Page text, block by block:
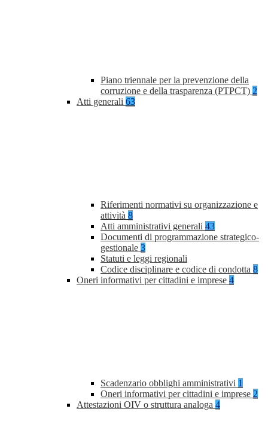
Piano triennale per la prevenzione della
corruzione e della trasparenza (PTPCT) 2
Atti generali 63
Riferimenti normativi su organizzazione e
attività 8
Atti amministrativi generali 43
Documenti di programmazione strategico-
gestionale 3
Statuti e leggi regionali
Codice disciplinare e codice di condotta 8
Oneri informativi per cittadini e imprese 4
Scadenzario obblighi amministrativi 1
Oneri informativi per cittadini e imprese 2
Attestazioni OIV o struttura analoga 4